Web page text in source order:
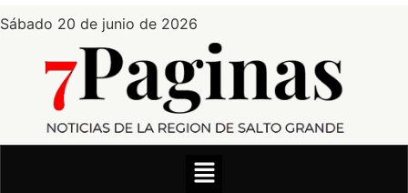
Sábado 20 de junio de 2026